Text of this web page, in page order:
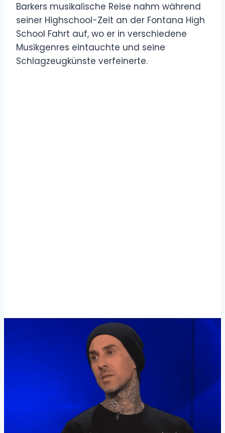
Barkers musikalische Reise nahm während
seiner Highschool-Zeit an der Fontana High
School Fahrt auf, wo er in verschiedene
Musikgenres eintauchte und seine
Schlagzeugkünste verfeinerte.